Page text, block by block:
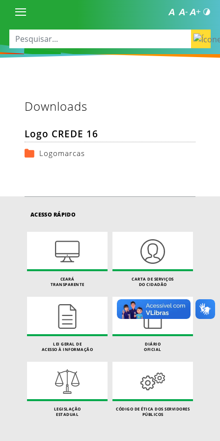
Downloads
Logo CREDE 16
Logomarcas
ACESSO RÁPIDO
CEARÁ
TRANSPARENTE
CARTA DE SERVIÇOS
DO CIDADÃO
LEI GERAL DE
ACESSO À INFORMAÇÃO
DIÁRIO
OFICIAL
LEGISLAÇÃO
ESTADUAL
CÓDIGO DE ÉTICA DOS SERVIDORES
PÚBLICOS